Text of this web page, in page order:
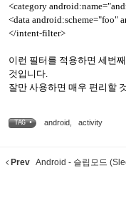
<category
<data android:scheme="foo"
</intent-filter>
이런 필터를 적용하면 세번
것입니다.
잘만 사용하면 매우 편리할
TAG • android activity
Prev Android - 슬립모드